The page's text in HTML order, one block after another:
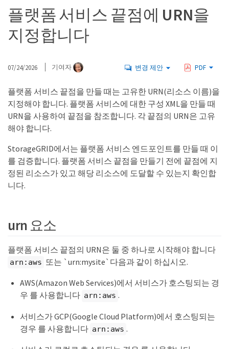
플랫폼 서비스 끝점에 URN을
지정합니다
07/24/2026 기여자 변경 제안 PDF
플랫폼 서비스 끝점을 만들 때는 고유한 URN(리소스 이름)을
지정해야 합니다. 플랫폼 서비스에 대한 구성 XML을 만들 때
URN을 사용하여 끝점을 참조합니다. 각 끝점의 URN은 고유
해야 합니다.
StorageGRID에서는 플랫폼 서비스 엔드포인트를 만들 때 이
를 검증합니다. 플랫폼 서비스 끝점을 만들기 전에 끝점에 지
정된 리소스가 있고 해당 리소스에 도달할 수 있는지 확인합
니다.
urn 요소
플랫폼 서비스 끝점의 URN은 둘 중 하나로 시작해야 합니다
arn:aws 또는 `urn:mysite`다음과 같이 하십시오.
AWS(Amazon Web Services)에서 서비스가 호스팅되는 경
우 를 사용합니다 arn:aws .
서비스가 GCP(Google Cloud Platform)에서 호스팅되는
경우 를 사용합니다 arn:aws .